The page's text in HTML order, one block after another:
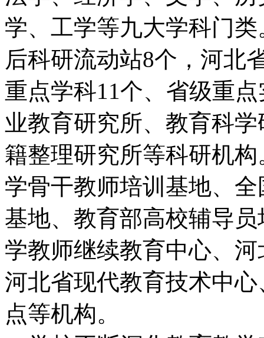
学、工学等九大学科门
后科研流动站8个，河北
重点学科11个、省级重
业教育研究所、教育科
籍整理研究所等科研机
学骨干教师培训基地、
基地、教育部高校辅导
学教师继续教育中心、
河北省现代教育技术中
点等机构。